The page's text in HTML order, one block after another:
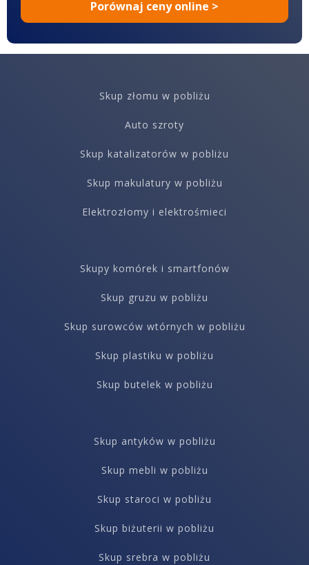
Porównaj ceny online >
Skup złomu w pobliżu
Auto szroty
Skup katalizatorów w pobliżu
Skup makulatury w pobliżu
Elektrozłomy i elektrośmieci
Skupy komórek i smartfonów
Skup gruzu w pobliżu
Skup surowców wtórnych w pobliżu
Skup plastiku w pobliżu
Skup butelek w pobliżu
Skup antyków w pobliżu
Skup mebli w pobliżu
Skup staroci w pobliżu
Skup biżuterii w pobliżu
Skup srebra w pobliżu